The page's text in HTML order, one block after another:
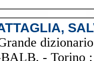
- Torino :